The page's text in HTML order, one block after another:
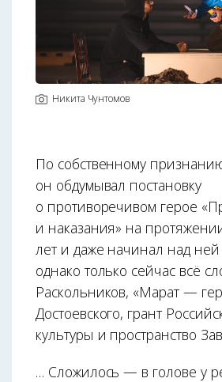
Никита Чунтомов
По собственному
он обдумывал постановку
о противоречивом герое
и наказания» на
лет и даже начинал над ней
однако только сейчас всё
Раскольников, «Марат —
Достоевского, грант
культуры и пространство
… Сложилось — в голове у